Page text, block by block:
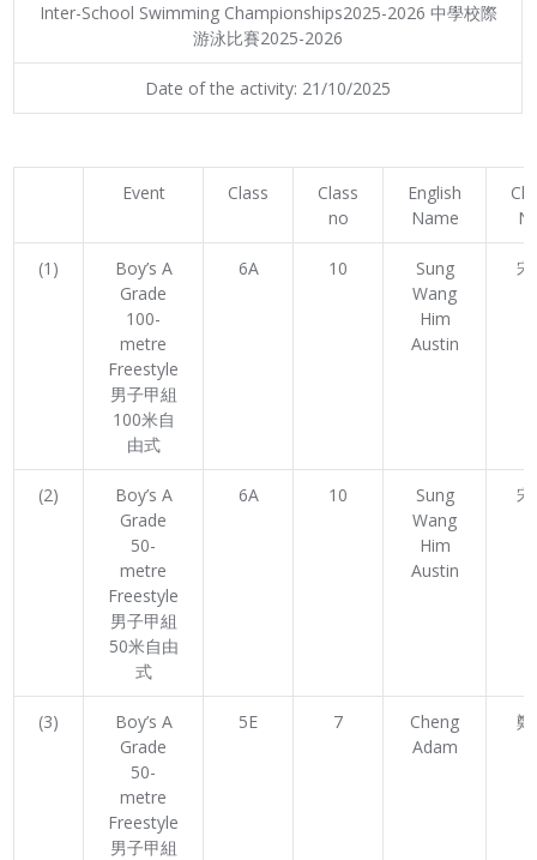
Inter-School Swimming Championships2025-2026 中學校際
游泳比賽2025-2026
Date of the activity: 21/10/2025
Event Class
Class
no
English
Name
(1)
Boy’s A
Grade
100-
metre
Freestyle
男子甲組
100米自
由式
6A 10
Sung
Wang
Him
Austin
(2)
Boy’s A
Grade
50-
metre
Freestyle
男子甲組
50米自由
式
6A 10
Sung
Wang
Him
Austin
(3)
Boy’s A
Grade
50-
metre
Freestyle
男子甲組
5E 7
Cheng
Adam